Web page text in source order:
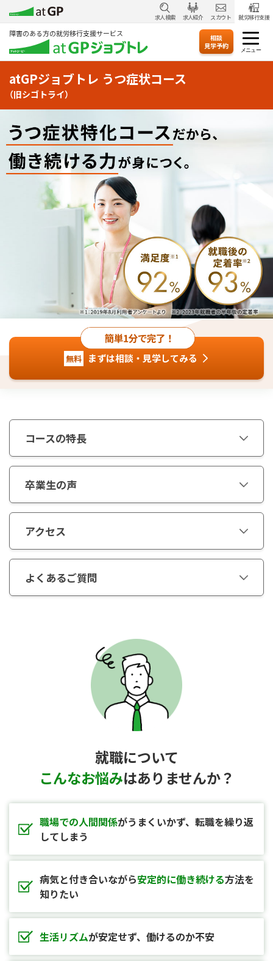
求人検索 求人紹介 スカウト 就労移行支援
相談
見学予約
障害のある方の就労移行支援サービス
atGPジョブトレ うつ症状コース
（旧シゴトライ）
無料 まずは相談・見学してみる
コースの特長
卒業生の声
アクセス
よくあるご質問
就職について
こんなお悩みはありませんか？
職場での人間関係がうまくいかず、 転職を繰り返
してしまう
病気と付き合いながら安定的に働き続ける方法を
知りたい
生活リズムが安定せず、 働けるのか不安